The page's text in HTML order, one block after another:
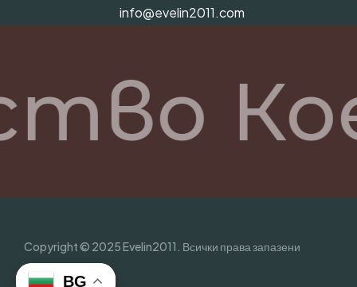
info@evelin2011.com
Copyright © 2025 Evelin2011. Всички права запазени
BG